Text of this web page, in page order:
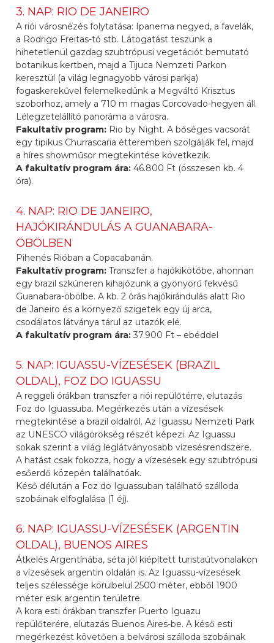
3. NAP: RIO DE JANEIRO
A riói városnézés folytatása: Ipanema negyed, a favelák,
a Rodrigo Freitas-tó stb. Látogatást teszünk a
hihetetlenül gazdag szubtrópusi vegetációt bemutató
botanikus kertben, majd a Tijuca Nemzeti Parkon
keresztül (a világ legnagyobb városi parkja)
fogaskerekűvel felemelkedünk a Megváltó Krisztus
szoborhoz, amely a 710 m magas Corcovado-hegyen áll.
Lélegzetelállító panoráma a városra.
Fakultatív program: Rio by Night. A bőséges vacsorát
egy tipikus Churrascaria étteremben szolgálják fel, majd
a híres showműsor megtekintése következik.
A fakultatív program ára:46.800 Ft (összesen kb. 4
óra).
4. NAP: RIO DE JANEIRO,
HAJÓKIRÁNDULÁS A GUANABARA-
ÖBÖLBEN
Pihenés Rióban a Copacabanán.
Fakultatív program:Transzfer a hajókikötőbe, ahonnan
egy brazil szkúneren kihajózunk a gyönyörű fekvésű
Guanabara-öbölbe. A kb. 2 órás hajókirándulás alatt Rio
de Janeiro és a környező szigetek egy új arca,
csodálatos látványa tárul az utazók elé.
A fakultatív program ára:37.900 Ft – ebéddel
5. NAP: IGUASSU-VÍZESÉSEK (BRAZIL
OLDAL), FOZ DO IGUASSU
A reggeli órákban transzfer a riói repülőtérre, elutazás
Foz do Iguassuba. Megérkezés után a vízesések
megtekintése a brazil oldalról. Az Iguassu Nemzeti Park
az UNESCO világörökség részét képezi. Az Iguassu
sokak szerint a világ leglátványosabb vízesésrendszere.
A hatást csak fokozza, hogy a vízesések egy szubtrópusi
esőerdő közepén találhatóak.
Késő délután a Foz do Iguassuban található szálloda
szobáinak elfoglalása (1 éj).
6. NAP: IGUASSU-VÍZESÉSEK (ARGENTIN
OLDAL), BUENOS AIRES
Átkelés Argentínába, séta jól kiépített turistaútvonalakon
a vízesések argentin oldalán is. Az Iguassu-vízesések
teljes szélessége körülbelül 2500 méter, ebből 1900
méter esik argentin területre.
A kora esti órákban transzfer Puerto Iguazu
repülőterére, elutazás Buenos Aires-be. A késő esti
megérkezést követően a belvárosi szálloda szobáinak